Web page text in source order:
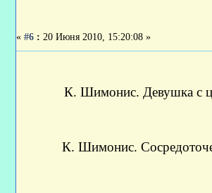
«#6 : 20 Июня 2010, 15:20:08 »
К. Шимонис. Девушка с
К. Шимонис.